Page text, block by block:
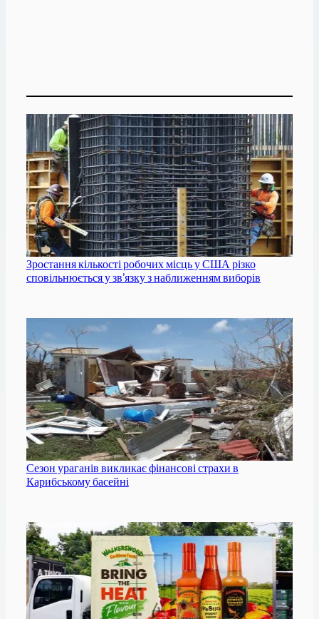
Зростання кількості робочих місць у США різко
сповільнюється у зв’язку з наближенням виборів
Сезон ураганів викликає фінансові страхи в
Карибському басейні